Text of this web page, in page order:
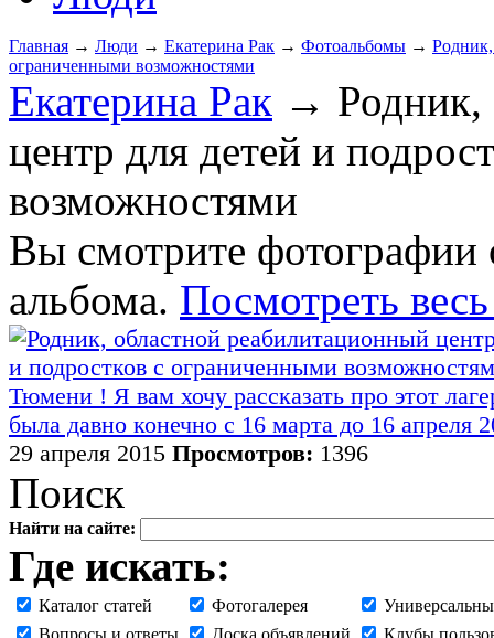
Главная → Люди → Екатерина Рак → Фотоальбомы →
ограниченными возможностями
Екатерина Рак → Родник,
центр для детей и
возможностями
Вы смотрите фотографии
альбома. Посмотреть
29 апреля 2015 Просмотров: 1396
Поиск
Найти на сайте:
Где искать:
Каталог статей Фотогалерея
Вопросы и ответы
Доска объявлений Клубы